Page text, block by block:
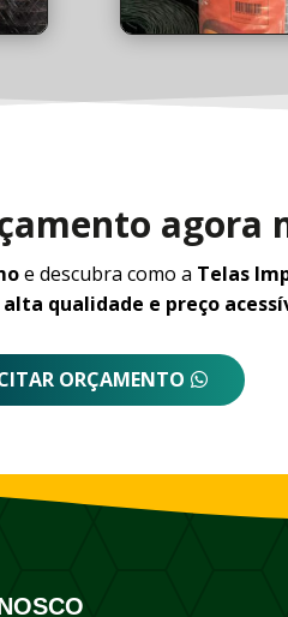
agora
e descubra como a Telas
qualidade e preço
ORÇAMENTO